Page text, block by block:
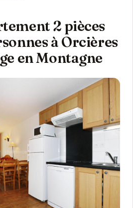
2 pièces
à Orcières
en Montagne